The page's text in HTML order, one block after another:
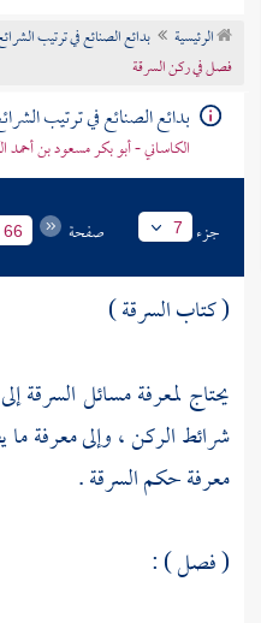
تراجم الأعلام
الرئيسية بدائع الصنائع في ترتيب
فصل في ركن السرقة
بدائع الصنائع في ترتيب
الكاساني - أبو بكر مسعود بن أحمد
جزء 7 صفحة 66
( كتاب السرقة )
يحتاج لمعرفة مسائل السرقة
شرائط الركن ، وإلى معرفة ما
معرفة حكم السرقة .
( فصل ) :